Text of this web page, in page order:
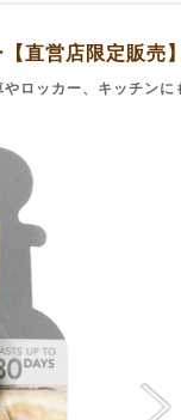
直営店限定販売
ロッカー、キッチン